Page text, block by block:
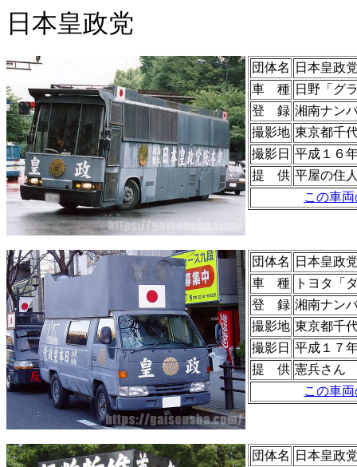
日本皇政党
団体名
日本皇政
車 種 日野「グ
登 録 湘南ナン
撮影地 東京都千
撮影日 平成１６
提 供 平屋の住
この車
団体名
日本皇政
車 種
トヨタ「
登 録 湘南ナン
撮影地 東京都千
撮影日 平成１７
提 供 憲兵さん
この車
団体名
日本皇政